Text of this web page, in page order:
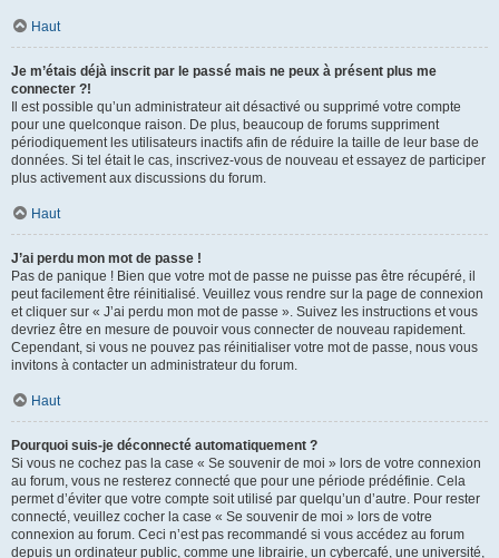
Haut
Je m’étais déjà inscrit par le passé mais ne peux à présent plus me
connecter ?!
Il est possible qu’un administrateur ait désactivé ou supprimé votre compte
pour une quelconque raison. De plus, beaucoup de forums suppriment
périodiquement les utilisateurs inactifs afin de réduire la taille de leur base de
données. Si tel était le cas, inscrivez-vous de nouveau et essayez de participer
plus activement aux discussions du forum.
Haut
J’ai perdu mon mot de passe !
Pas de panique ! Bien que votre mot de passe ne puisse pas être récupéré, il
peut facilement être réinitialisé. Veuillez vous rendre sur la page de connexion
et cliquer sur « J’ai perdu mon mot de passe ». Suivez les instructions et vous
devriez être en mesure de pouvoir vous connecter de nouveau rapidement.
Cependant, si vous ne pouvez pas réinitialiser votre mot de passe, nous vous
invitons à contacter un administrateur du forum.
Haut
Pourquoi suis-je déconnecté automatiquement ?
Si vous ne cochez pas la case « Se souvenir de moi » lors de votre connexion
au forum, vous ne resterez connecté que pour une période prédéfinie. Cela
permet d’éviter que votre compte soit utilisé par quelqu’un d’autre. Pour rester
connecté, veuillez cocher la case « Se souvenir de moi » lors de votre
connexion au forum. Ceci n’est pas recommandé si vous accédez au forum
depuis un ordinateur public, comme une librairie, un cybercafé, une université,